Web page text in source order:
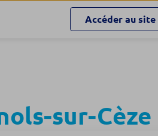
Accéder au site
sur-Cèze